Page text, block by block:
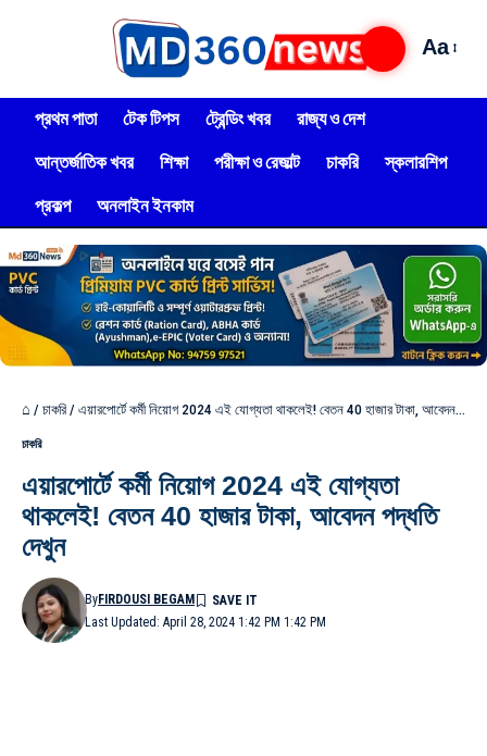
Aa
প্রথম পাতা টেক টিপস ট্রেন্ডিং খবর
রাজ্য ও দেশ
আন্তর্জাতিক খবর
শিক্ষা পরীক্ষা ও রেজাল্ট চাকরি
স্কলারশিপ
প্রকল্প
অনলাইন ইনকাম
⌂ / চাকরি / এয়ারপোর্টে কর্মী নিয়োগ 2024 এই যোগ্যতা থাকলেই! বেতন 40 হাজার টাকা, আবেদন পদ্ধতি দেখুন
চাকরি
এয়ারপোর্টে কর্মী নিয়োগ 2024 এই যোগ্যতা
থাকলেই! বেতন 40 হাজার টাকা, আবেদন পদ্ধতি
দেখুন
Last Updated: April 28, 2024 1:42 PM 1:42 PM
ByFIRDOUSI BEGAM